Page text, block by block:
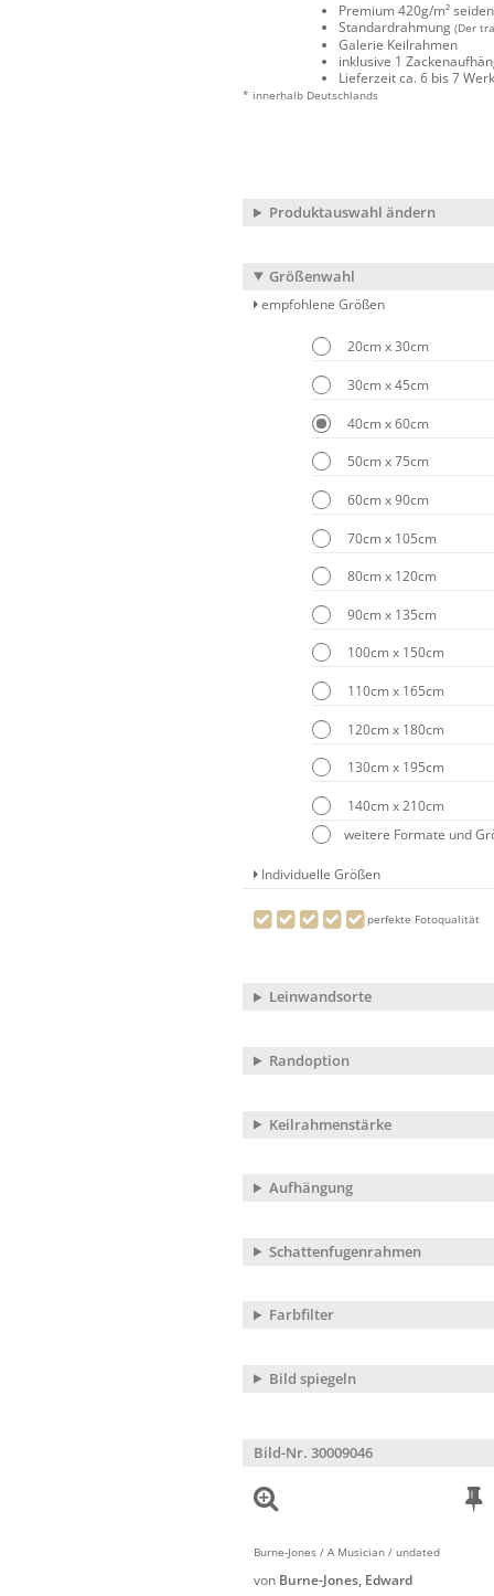
Premium 420g/m²
Standardrahmung (Der
Galerie Keilrahmen
inklusive 1
Lieferzeit ca. 6 bis 7
* innerhalb Deutschlands
Produktauswahl ändern
Größenwahl
empfohlene Größen
20cm x 30cm
30cm x 45cm
40cm x 60cm
50cm x 75cm
60cm x 90cm
70cm x 105cm
80cm x 120cm
90cm x 135cm
100cm x 150cm
110cm x 165cm
120cm x 180cm
130cm x 195cm
140cm x 210cm
weitere Formate und
Individuelle Größen
perfekte Fotoqualität
Leinwandsorte
Randoption
Keilrahmenstärke
Aufhängung
Schattenfugenrahmen
Farbfilter
Bild spiegeln
Bild-Nr. 30009046
Burne-Jones / A Musician / undated
von Burne-Jones, Edward